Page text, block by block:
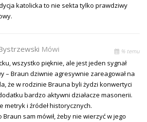
katolicka to nie sekta tylko prawdziwy
Mówi % temu
wszystko pięknie, ale jest jeden sygnał
– Braun dziwnie agresywnie zareagował na
że w rodzinie Brauna byli żydzi konwertyci
bardzo aktywni działacze masonerii.
metryk i źródeł historycznych.
sam mówił, żeby nie wierzyć w jego